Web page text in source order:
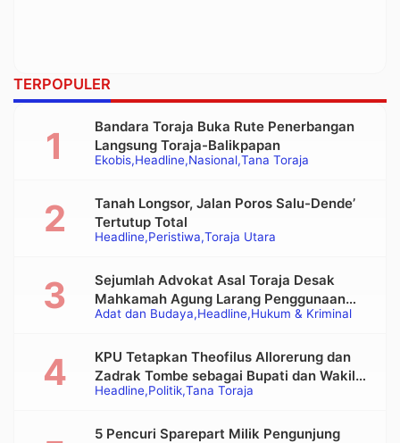
TERPOPULER
Ekobis Headline Nasional Tana Toraja
Bandara Toraja Buka Rute Penerbangan
Langsung Toraja-Balikpapan
Headline Peristiwa Toraja Utara
Tanah Longsor, Jalan Poros Salu-Dende’
Tertutup Total
Adat dan Budaya Headline Hukum & Kriminal
Sejumlah Advokat Asal Toraja Desak
Mahkamah Agung Larang Penggunaan
Alat Berat pada Eksekusi Rumah Adat
Headline Politik Tana Toraja
KPU Tetapkan Theofilus Allorerung dan
Zadrak Tombe sebagai Bupati dan Wakil
Bupati Tana Toraja Terpilih
5 Pencuri Sparepart Milik Pengunjung